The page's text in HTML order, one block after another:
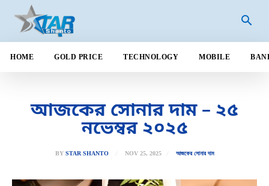
HOME GOLD PRICE TECHNOLOGY MOBILE
আজকের সোনার দাম – ২৫
নভেম্বর ২০২৫
BY STAR SHANTO NOV 25, 2025 আজকের সোনার দাম